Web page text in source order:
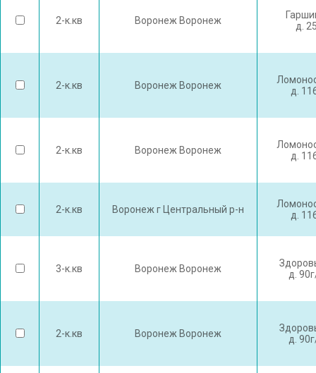
2-к.кв Воронеж Воронеж
д.
2-к.кв Воронеж Воронеж
д.
2-к.кв Воронеж Воронеж
д.
2-к.кв Воронеж г Центральный р-н
д.
3-к.кв Воронеж Воронеж
д.
2-к.кв Воронеж Воронеж
д.